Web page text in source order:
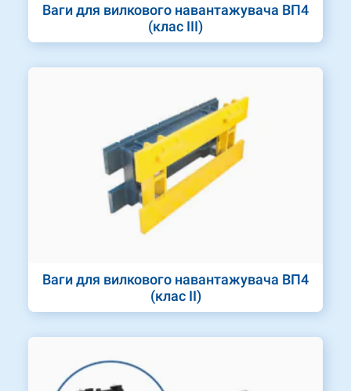
Ваги для вилкового навантажувача ВП4
(клас III)
Ваги для вилкового навантажувача ВП4
(клас II)